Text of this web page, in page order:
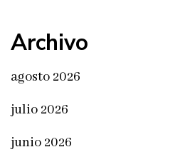
Archivo
agosto 2026
julio 2026
junio 2026